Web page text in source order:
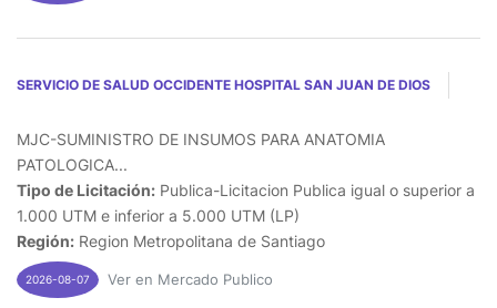
SERVICIO DE SALUD OCCIDENTE HOSPITAL SAN JUAN DE DIOS
MJC-SUMINISTRO DE INSUMOS PARA ANATOMIA
PATOLOGICA...
Tipo de Licitación: Publica-Licitacion Publica igual o superior a
1.000 UTM e inferior a 5.000 UTM (LP)
Región: Region Metropolitana de Santiago
2026-08-07 Ver en Mercado Publico